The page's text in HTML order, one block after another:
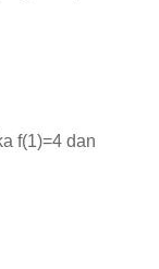
f(1)=4 dan